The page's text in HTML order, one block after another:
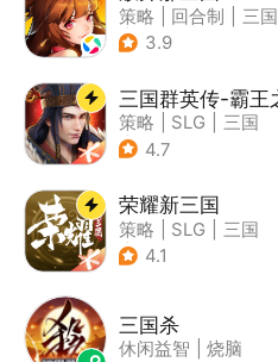
策略 回合制
三国
| Q版
3.9
策略 SLG
三国
| 中国风
4.7
荣耀新三国
策略 SLG
三国
| 中国风
4.1
三国杀
休闲益智 烧脑